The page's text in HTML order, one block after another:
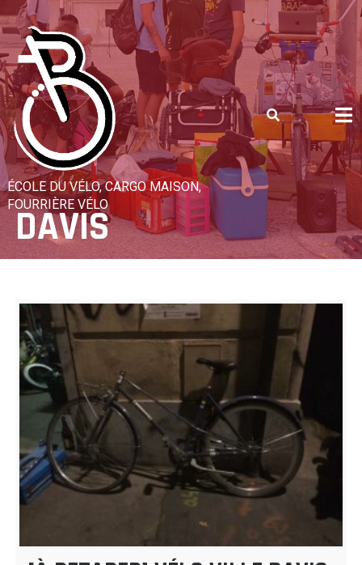
Skip
to
content
ÉCOLE DU VÉLO, CARGO MAISON,
FOURRIÈRE VÉLO
DAVIS